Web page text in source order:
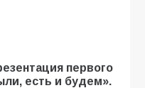
первого
есть и будем».